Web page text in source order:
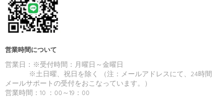
営業時間について
営業日：※受付時間：月曜日～金曜日
※土日曜、祝日を除く （注：メールアドレスにて、24時間
メールサポートの受付をおこなっています。）
営業時間：10 ：00～19：00